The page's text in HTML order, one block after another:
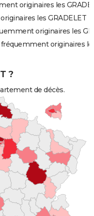
originaires les
les GRADELET
originaires les
originaires
?
de décès.